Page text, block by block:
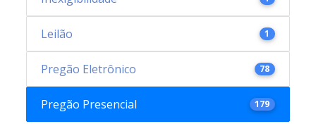
Leilão 1
Pregão Eletrônico 78
Pregão Presencial 179